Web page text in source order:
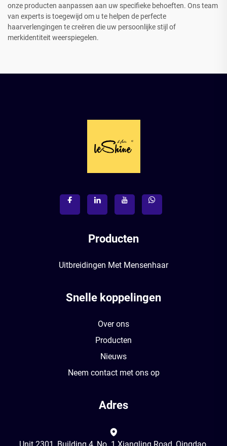
onze producten aanpassen aan uw specifieke behoeften. Ons team
van experts is toegewijd om u te helpen de perfecte
haarverlengingen te creëren die uw persoonlijke stijl of
merkidentiteit weerspiegelen.
Producten
Uitbreidingen Met Mensenhaar
Snelle koppelingen
Over ons
Producten
Nieuws
Neem contact met ons op
Adres